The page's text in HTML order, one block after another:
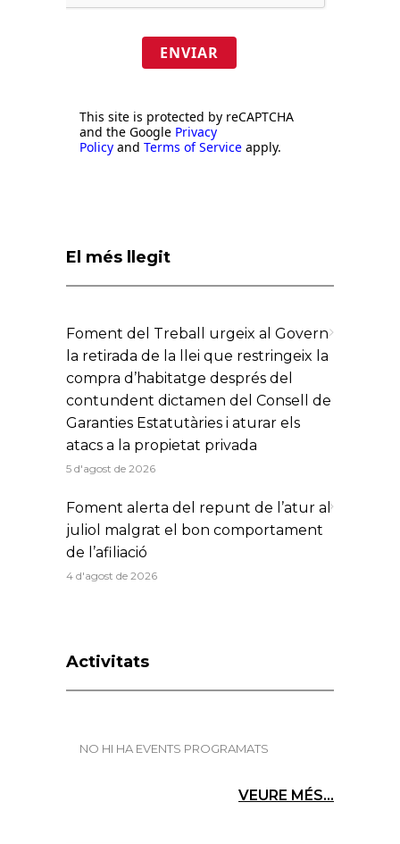
ENVIAR
This site is protected by reCAPTCHA
and the Google Privacy
Policy and Terms of Service apply.
El més llegit
Foment del Treball urgeix al Govern
la retirada de la llei que restringeix la
compra d’habitatge després del
contundent dictamen del Consell de
Garanties Estatutàries i aturar els
atacs a la propietat privada
5 d'agost de 2026
Foment alerta del repunt de l’atur al
juliol malgrat el bon comportament
de l’afiliació
4 d'agost de 2026
Activitats
NO HI HA EVENTS PROGRAMATS
VEURE MÉS...